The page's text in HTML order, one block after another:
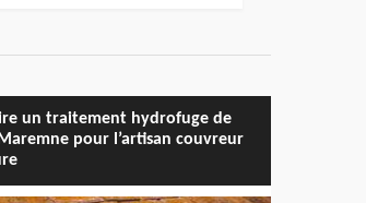
un traitement hydrofuge de
pour l’artisan couvreur